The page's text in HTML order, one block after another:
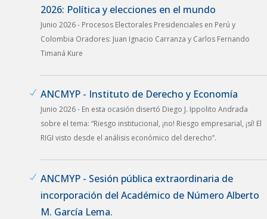
2026: Política y elecciones en el mundo
Junio 2026 - Procesos Electorales Presidenciales en Perú y
Colombia Oradores: Juan Ignacio Carranza y Carlos Fernando
Timaná Kure
ANCMYP - Instituto de Derecho y Economía
Junio 2026 - En esta ocasión disertó Diego J. Ippolito Andrada
sobre el tema: “Riesgo institucional, ¡no! Riesgo empresarial, ¡sí! El
RIGI visto desde el análisis económico del derecho”.
ANCMYP - Sesión pública extraordinaria de
incorporación del Académico de Número Alberto
M. García Lema.